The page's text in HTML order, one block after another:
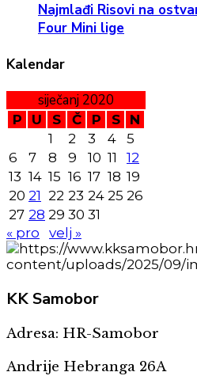
Najmlađi Risovi na
Four Mini lige
Kalendar
siječanj 2020
P U S Č P S
N
1
2 3 4
5
6
7 8 9 10 11
12
13 14 15 16 17 18 19
20 21 22 23 24 25 26
27 28 29 30 31
« pro
velj »
KKSamobor
Adresa: HR-Samobor
Andrije Hebranga 26A